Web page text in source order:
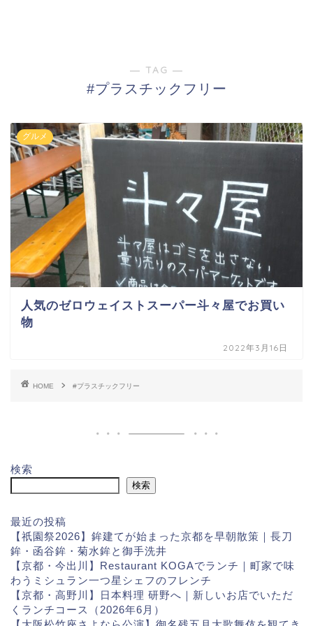
― TAG ―
#プラスチックフリー
グルメ
人気のゼロウェイストスーパー斗々屋でお買い
物
2022年3月16日
HOME #プラスチックフリー
検索
検索
最近の投稿
【祇園祭2026】鉾建てが始まった京都を早朝散策｜長刀
鉾・函谷鉾・菊水鉾と御手洗井
【京都・今出川】Restaurant KOGAでランチ｜町家で味
わうミシュラン一つ星シェフのフレンチ
【京都・高野川】日本料理 研野へ｜新しいお店でいただ
くランチコース（2026年6月）